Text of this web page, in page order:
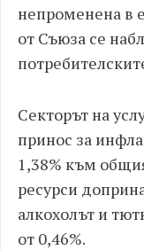
непроменена в
от Съюза се
Секторът на
принос за
1,38% към
ресурси
алкохолът и
от 0,46%.